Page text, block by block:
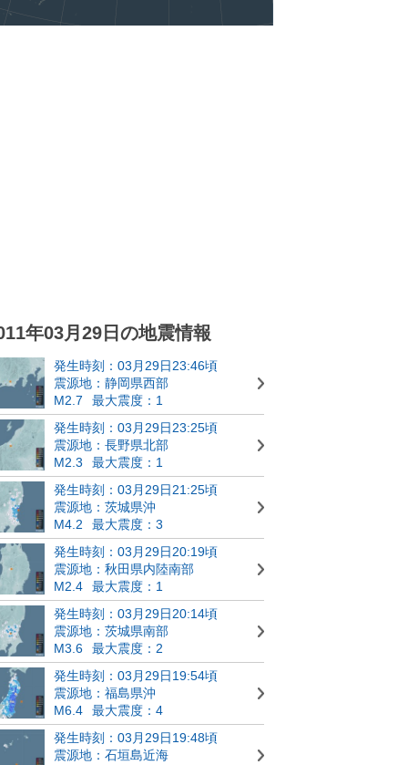
年03月29日の地震情報
発生時刻：03月29日23:46頃
震源地：静岡県西部
M2.7
最大震度：1
発生時刻：03月29日23:25頃
震源地：長野県北部
M2.3
最大震度：1
発生時刻：03月29日21:25頃
震源地：茨城県沖
M4.2
最大震度：3
発生時刻：03月29日20:19頃
震源地：秋田県内陸南部
M2.4
最大震度：1
発生時刻：03月29日20:14頃
震源地：茨城県南部
M3.6
最大震度：2
発生時刻：03月29日19:54頃
震源地：福島県沖
M6.4
最大震度：4
発生時刻：03月29日19:48頃
震源地：石垣島近海